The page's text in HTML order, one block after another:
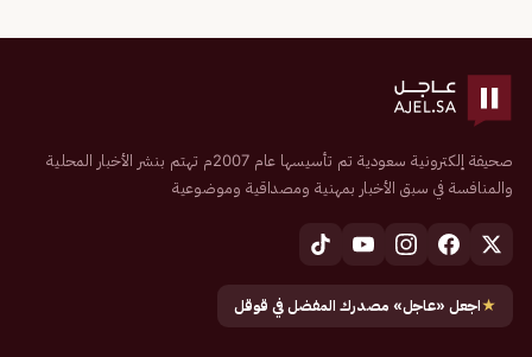
صحيفة إلكترونية سعودية تم تأسيسها عام 2007م تهتم بنشر الأخبار المحلية
والمنافسة في سبق الأخبار بمهنية ومصداقية وموضوعية
★اجعل «عاجل» مصدرك المفضل في قوقل